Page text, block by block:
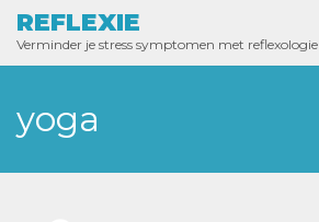
REFLEXIE
Verminder je stress symptomen met reflexologie
yoga